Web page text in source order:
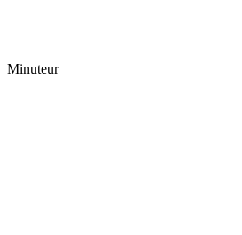
Minuteur